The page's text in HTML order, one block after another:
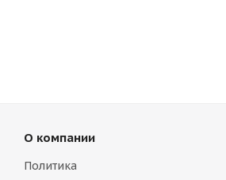
О компании
Политика